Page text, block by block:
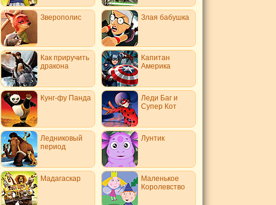
Зверополис Злая бабушка
Как приручить
дракона
Капитан
Америка
Кунг-фу Панда
Леди Баг и
Супер Кот
Ледниковый
период
Лунтик
Мадагаскар
Маленькое
Королевство